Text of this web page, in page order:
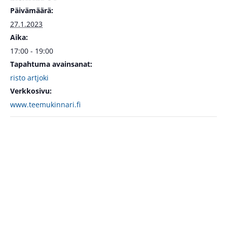
Päivämäärä:
27.1.2023
Aika:
17:00 - 19:00
Tapahtuma avainsanat:
risto artjoki
Verkkosivu:
www.teemukinnari.fi